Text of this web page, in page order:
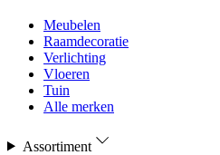
Meubelen
Raamdecoratie
Verlichting
Vloeren
Tuin
Alle merken
Assortiment